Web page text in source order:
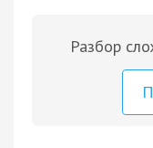
Разбор